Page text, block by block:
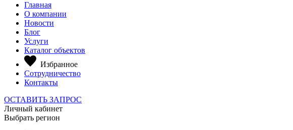
Главная
О компании
Новости
Блог
Услуги
Каталог объектов
Избранное
Сотрудничество
Контакты
ОСТАВИТЬ ЗАПРОС
Личный кабинет
Выбрать регион